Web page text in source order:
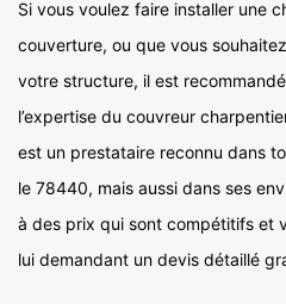
Si vous voulez faire installer une
couverture, ou que vous
votre structure, il est
l’expertise du couvreur
est un prestataire reconnu dans
le 78440, mais aussi dans ses
à des prix qui sont compétitifs et
lui demandant un devis détaillé